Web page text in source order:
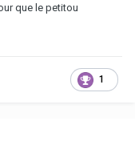
que le petitou
1